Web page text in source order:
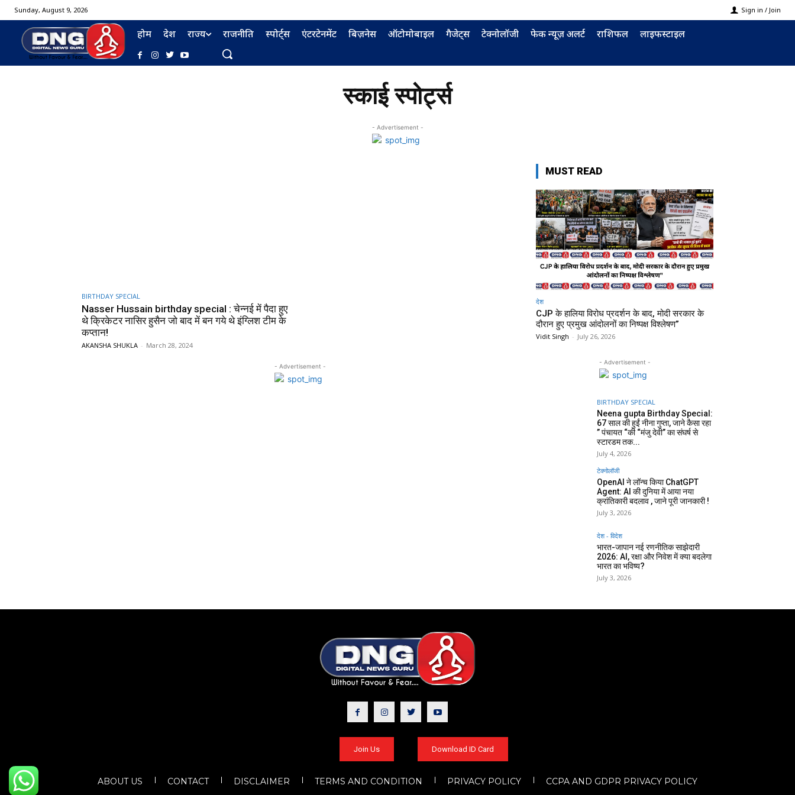
Sunday, August 9, 2026 Sign in / Join
होम देश राज्य राजनीति स्पोर्ट्स एंटरटेनमेंट बिज़नेस ऑटोमोबाइल गैजेट्स टेक्नोलॉजी फेक न्यूज़ अलर्ट राशिफल लाइफस्टाइल
स्‍काई स्‍पोर्ट्स
- Advertisement -
BIRTHDAY SPECIAL
Nasser Hussain birthday special : चेन्‍नई में पैदा हुए
थे क्रिकेटर नासिर हुसैन जो बाद में बन गये थे इंग्‍लिश टीम के
कप्‍तान!
AKANSHA SHUKLA - March 28, 2024
- Advertisement -
MUST READ
देश
CJP के हालिया विरोध प्रदर्शन के बाद, मोदी सरकार के
दौरान हुए प्रमुख आंदोलनों का निष्पक्ष विश्लेषण”
Vidit Singh - July 26, 2026
- Advertisement -
BIRTHDAY SPECIAL
Neena gupta Birthday Special:
67 साल की हुईं नीना गुप्ता, जाने कैसा रहा
” पंचायत “की “मंजु देवी” का संघर्ष से
स्टारडम तक...
July 4, 2026
टेक्नोलॉजी
OpenAI ने लॉन्च किया ChatGPT
Agent: AI की दुनिया में आया नया
क्रांतिकारी बदलाव , जाने पूरी जानकारी !
July 3, 2026
देश - विदेश
भारत-जापान नई रणनीतिक साझेदारी
2026: AI, रक्षा और निवेश में क्या बदलेगा
भारत का भविष्य?
July 3, 2026
Join Us Download ID Card
ABOUT US CONTACT DISCLAIMER TERMS AND CONDITION PRIVACY POLICY CCPA AND GDPR PRIVACY POLICY